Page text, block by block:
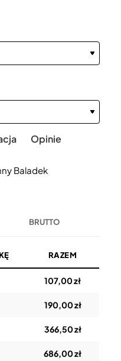
Opinie
Baladek
BRUTTO
RAZEM
107,00 zł
190,00 zł
366,50 zł
686,00 zł